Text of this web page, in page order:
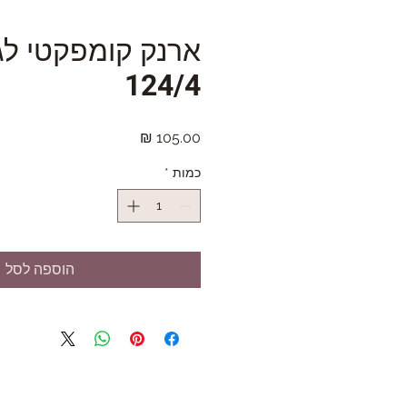
ארנק קומפקטי
124/4
כמות *
הוספה לסל